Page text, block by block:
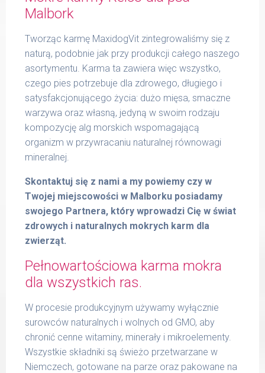
Produkty Reico
Kontakt
Malbork
Tworząc karmę MaxidogVit zintegrowaliśmy się z
naturą, podobnie jak przy produkcji całego naszego
asortymentu. Karma ta zawiera więc wszystko,
czego pies potrzebuje dla zdrowego, długiego i
satysfakcjonującego życia: dużo mięsa, smaczne
warzywa oraz własną, jedyną w swoim rodzaju
kompozycję alg morskich wspomagającą
organizm w przywracaniu naturalnej równowagi
mineralnej.
Skontaktuj się z nami a my powiemy czy w
Twojej miejscowości w Malborku posiadamy
swojego Partnera, który wprowadzi Cię w świat
zdrowych i naturalnych mokrych karm dla
zwierząt.
Pełnowartościowa karma mokra
dla wszystkich ras.
W procesie produkcyjnym używamy wyłącznie
surowców naturalnych i wolnych od GMO, aby
chronić cenne witaminy, minerały i mikroelementy.
Wszystkie składniki są świeżo przetwarzane w
Niemczech, gotowane na parze oraz pakowane na